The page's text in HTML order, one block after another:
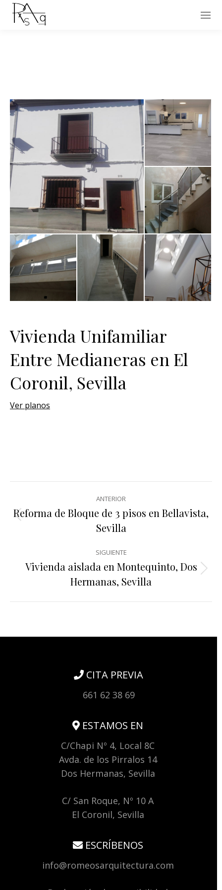
Vivienda Unifamiliar
Entre Medianeras en El
Coronil, Sevilla
Ver planos
Navegación
entre
ANTERIOR
Proyecto
anterior
Reforma de Bloque de 3 pisos en Bellavista,
Sevilla
SIGUIENTE
Proyecto
siguiente
Vivienda aislada en Montequinto, Dos
Hermanas, Sevilla
CITA PREVIA
661 62 38 69
ESTAMOS EN
C/Chapi Nº 4, Local 8C
Avda. de los Pirralos 14
Dos Hermanas, Sevilla
C/ San Roque, Nº 10 A
El Coronil, Sevilla
ESCRÍBENOS
info@romeosarquitectura.com